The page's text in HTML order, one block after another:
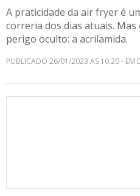
A praticidade da air fryer é
correria dos dias atuais.
perigo oculto: a acrilamida.
PUBLICADO 26/01/2023 AS 10:20 - EM